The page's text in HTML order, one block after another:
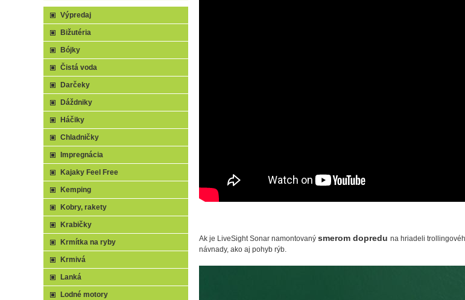
Ak je LiveSight Sonar namontovaný smerom dopredu na hriadeli
návnady, ako aj pohyb rýb.
Výpredaj
Bižutéria
Bójky
Čistá voda
Darčeky
Dáždniky
Háčiky
Chladničky
Impregnácia
Kajaky Feel Free
Kemping
Kobry, rakety
Krabičky
Krmítka na ryby
Krmivá
Lanká
Lodné motory